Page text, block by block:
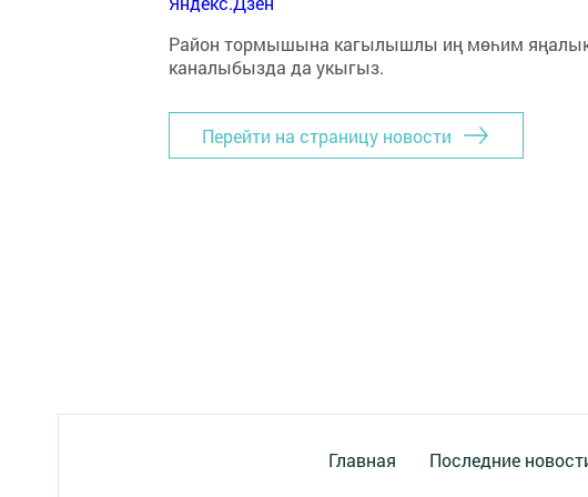
Район тормышына кагылышлы иң мөһим
каналыбызда да укыгыз.
Перейти на страницу новости
Главная Последние